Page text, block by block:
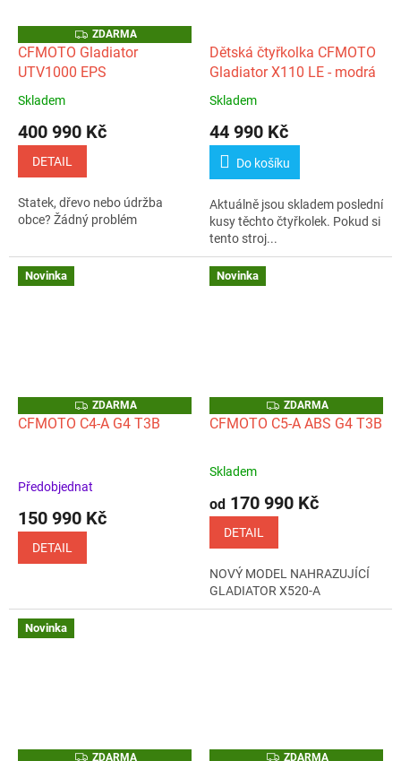
Z
D
A
R
ZDARMA
CFMOTO Gladiator
UTV1000 EPS
Průměrné
produktu
5
hvězdiček.
Skladem
400 990 Kč
DETAIL
Statek, dřevo nebo údržba
obce? Žádný problém
Dětská čtyřkolka CFMOTO
Gladiator X110 LE - modrá
Průměrné
produktu
5,0
5
hvězdiček.
Skladem
44 990 Kč
Do košíku
Aktuálně jsou skladem poslední
kusy těchto čtyřkolek. Pokud si
tento stroj...
Novinka
Z
D
A
ZDARMA
CFMOTO C4-A G4 T3B
Předobjednat
150 990 Kč
DETAIL
Novinka
Z
D
A
ZDARMA
CFMOTO C5-A ABS G4 T3B
Průměrné
produktu
5,0
5
hvězdiček.
Skladem
od 170 990 Kč
DETAIL
NOVÝ MODEL NAHRAZUJÍCÍ
GLADIATOR X520-A
Novinka
ZZDARMA
ZZDARMA